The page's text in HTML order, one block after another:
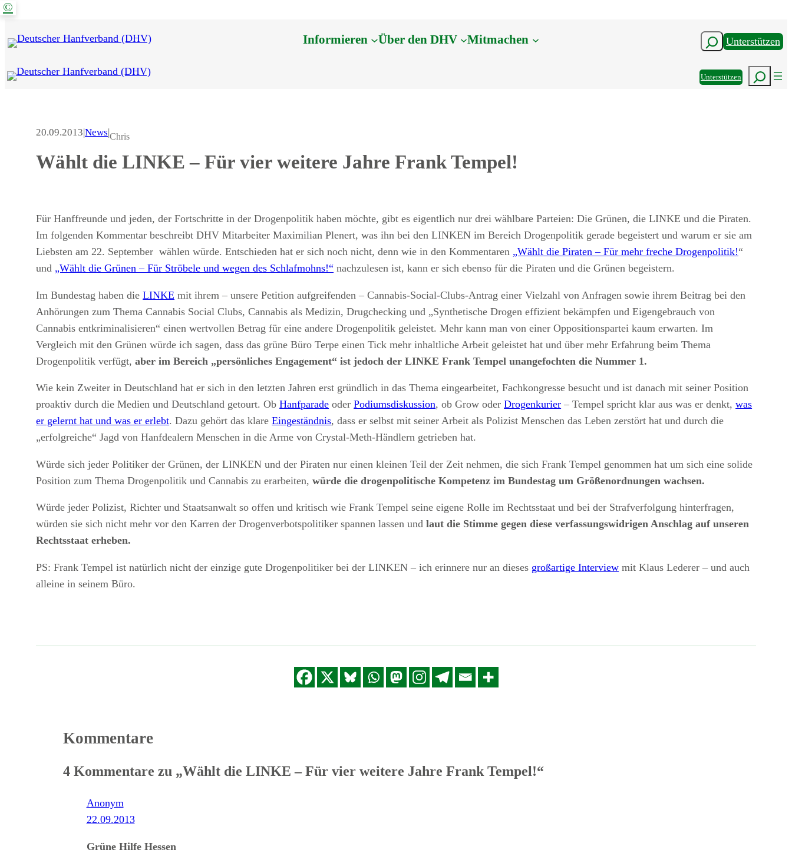
Zum
springen
Informieren Über den DHV Mitmachen SuchenUnterstützen
UnterstützenSuchen
©
20.09.2013|News|Chris
Wählt die LINKE – Für vier weitere Jahre Frank Tempel!
Für Hanffreunde und jeden, der Fortschritte in der Drogenpolitik haben möchte, gibt es eigentlich nur drei wählbare Parteien: Die Grünen, die LINKE und die Piraten.
Im folgenden Kommentar beschreibt DHV Mitarbeiter Maximilian Plenert, was ihn bei den LINKEN im Bereich Drogenpolitik gerade begeistert und warum er sie am
Liebsten am 22. September wählen würde. Entschieden hat er sich noch nicht, denn wie in den Kommentaren „Wählt die Piraten – Für mehr freche Drogenpolitik!“
und „Wählt die Grünen – Für Ströbele und wegen des Schlafmohns!“ nachzulesen ist, kann er sich ebenso für die Piraten und die Grünen begeistern.
Im Bundestag haben dieLINKE mit ihrem – unsere Petition aufgreifenden – Cannabis-Social-Clubs-Antrag einer Vielzahl von Anfragen sowie ihrem Beitrag bei den
Anhörungen zum Thema Cannabis Social Clubs, Cannabis als Medizin, Drugchecking und „Synthetische Drogen effizient bekämpfen und Eigengebrauch von
Cannabis entkriminalisieren“ einen wertvollen Betrag für eine andere Drogenpolitik geleistet. Mehr kann man von einer Oppositionspartei kaum erwarten. Im
Vergleich mit den Grünen würde ich sagen, dass das grüne Büro Terpe einen Tick mehr inhaltliche Arbeit geleistet hat und über mehr Erfahrung beim Thema
Drogenpolitik verfügt,aber im Bereich „persönliches Engagement“ ist jedoch der LINKE Frank Tempel unangefochten die Nummer 1.
Wie kein Zweiter in Deutschland hat er sich in den letzten Jahren erst gründlich in das Thema eingearbeitet, Fachkongresse besucht und ist danach mit seiner Position
proaktiv durch die Medien und Deutschland getourt. ObHanfparade oderPodiumsdiskussion, ob Grow oderDrogenkurier – Tempel spricht klar aus was er denkt,was
er gelernt hat und was er erlebt. Dazu gehört das klareEingeständnis, dass er selbst mit seiner Arbeit als Polizist Menschen das Leben zerstört hat und durch die
„erfolgreiche“ Jagd von Hanfdealern Menschen in die Arme von Crystal-Meth-Händlern getrieben hat.
Würde sich jeder Politiker der Grünen, der LINKEN und der Piraten nur einen kleinen Teil der Zeit nehmen, die sich Frank Tempel genommen hat um sich eine solide
Position zum Thema Drogenpolitik und Cannabis zu erarbeiten,würde die drogenpolitische Kompetenz im Bundestag um Größenordnungen wachsen.
Würde jeder Polizist, Richter und Staatsanwalt so offen und kritisch wie Frank Tempel seine eigene Rolle im Rechtsstaat und bei der Strafverfolgung hinterfragen,
würden sie sich nicht mehr vor den Karren der Drogenverbotspolitiker spannen lassen undlaut die Stimme gegen diese verfassungswidrigen Anschlag auf unseren
Rechtsstaat erheben.
PS: Frank Tempel ist natürlich nicht der einzige gute Drogenpolitiker bei der LINKEN – ich erinnere nur an dieses großartige Interview mit Klaus Lederer – und auch
alleine in seinem Büro.
Kommentare
4 Kommentare zu „Wählt die LINKE – Für vier weitere Jahre Frank Tempel!“
Anonym
22.09.2013
Grüne Hilfe Hessen